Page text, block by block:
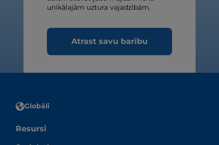
unikālajām uztura vajadzībām.
Atrast savu barību
Globāli
Resursi